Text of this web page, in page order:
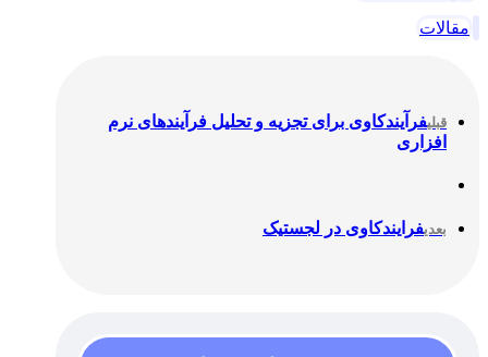
مقالات
قبلیفرآیندکاوی برای تجزیه و تحلیل فرآیندهای نرم
افزاری
بعدیفرایندکاوی در لجستیک